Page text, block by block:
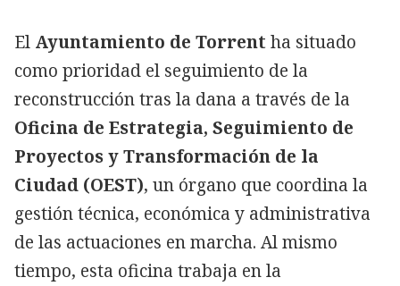
El Ayuntamiento de Torrent ha situado
como prioridad el seguimiento de la
reconstrucción tras la dana a través de la
Oficina de Estrategia, Seguimiento de
Proyectos y Transformación de la
Ciudad (OEST), un órgano que coordina la
gestión técnica, económica y administrativa
de las actuaciones en marcha. Al mismo
tiempo, esta oficina trabaja en la